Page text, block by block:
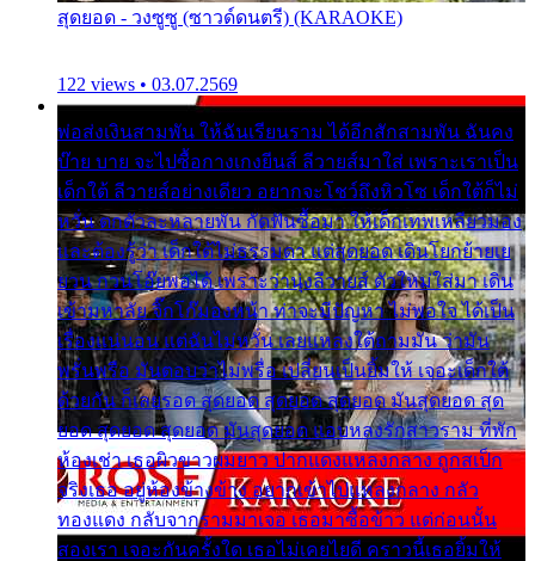
สุดยอด - วงซูซู (ซาวด์ดนตรี) (KARAOKE)
122 views • 03.07.2569
พ่อส่งเงินสามพัน ให้ฉันเรียนราม ได้อีกสักสามพัน ฉันคง
บ๊าย บาย จะไปซื้อกางเกงยีนส์ ลีวายส์มาใส่ เพราะเราเป็น
เด็กใต้ ลีวายส์อย่างเดียว อยากจะโชว์ถึงหิวโซ เด็กใต้ก็ไม่
หวั่น ตกตัวละหลายพัน กัดฟันซื้อมา ให้เด็กเทพเหลียวมอง
และต้องรู้ว่า เด็กใต้ไม่ธรรมดา แต่สุดยอด เดินโยกย้ายเย
ยวน กวนโอ๊ยพอได้ เพราะว่านุ่งลีวายส์ ตัวใหม่ใส่มา เดิน
เข้ามหาลัย จิ๊กโก๊มองหน้า ท่าจะมีปัญหา ไม่พอใจ ได้เป็น
เรื่องแน่นอน แต่ฉันไม่หวั่น เลยแหลงใต้ถามมัน ว่ามัน
พรั่นพรือ มันตอบว่าไม่พรื่อ เปลี่ยนเป็นยิ้มให้ เจอะเด็กใต้
ด้วยกัน ก็เลยรอด สุดยอด สุดยอด สุดยอด มันสุดยอด สุด
ยอด สุดยอด สุดยอด มันสุดยอด แอบหลงรักสาวราม ที่พัก
ห้องเช่า เธอผิวขาวผมยาว ปากแดงแหลงกลาง ถูกสเป็ก
จริงเธอ อยู่ห้องข้างข้าง อยากเข้าไปแหลงกลาง กลัว
ทองแดง กลับจากรามมาเจอ เธอมาซื้อข้าว แต่ก่อนนั้น
สองเรา เจอะกันครั้งใด เธอไม่เคยไยดี คราวนี้เธอยิ้มให้